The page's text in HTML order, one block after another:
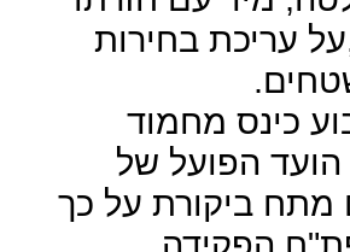
עריכת בחירות
כינס מחמוד
הפועל של
ביקורת על כך
הפקידה